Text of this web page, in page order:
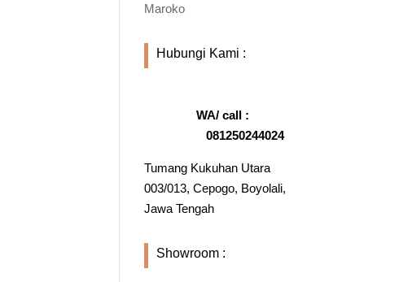
Maroko
Hubungi Kami :
WA/ call :
081250244024
Tumang Kukuhan Utara
003/013, Cepogo, Boyolali,
Jawa Tengah
Showroom :